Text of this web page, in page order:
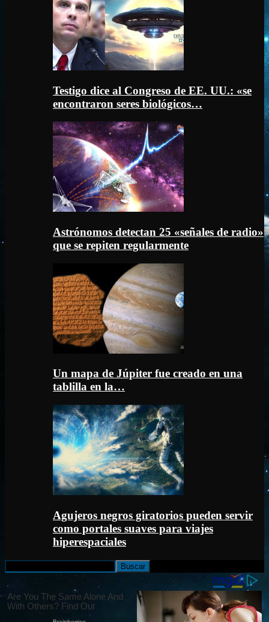
Testigo dice al Congreso de EE. UU.: «se
encontraron seres biológicos…
Astrónomos detectan 25 «señales de radio»
que se repiten regularmente
Un mapa de Júpiter fue creado en una
tablilla en la…
Agujeros negros giratorios pueden servir
como portales suaves para viajes
hiperespaciales